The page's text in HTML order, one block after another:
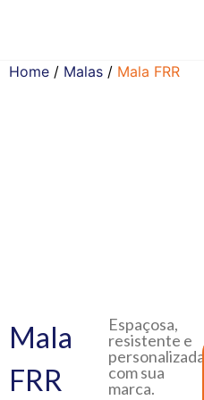
Home / Malas / Mala FRR
Mala
FRR
Espaçosa,
resistente e
personalizada
com sua
marca.